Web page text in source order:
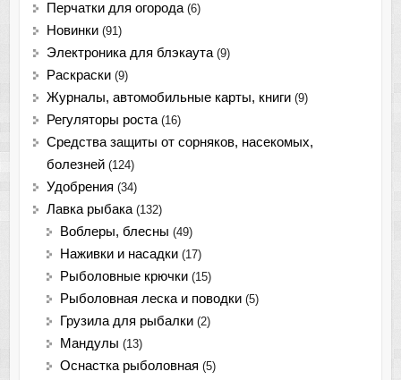
Перчатки для огорода (6)
Новинки (91)
Электроника для блэкаута (9)
Раскраски (9)
Журналы, автомобильные карты, книги (9)
Регуляторы роста (16)
Средства защиты от сорняков, насекомых,
болезней (124)
Удобрения (34)
Лавка рыбака (132)
Воблеры, блесны (49)
Наживки и насадки (17)
Рыболовные крючки (15)
Рыболовная леска и поводки (5)
Грузила для рыбалки (2)
Мандулы (13)
Оснастка рыболовная (5)